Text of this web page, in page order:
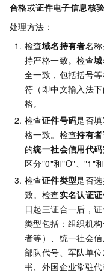
合格或证件电子信息核
处理方法：
检查域名持有者名
持严格一致。检查
全一致，包括括号
符（即中文输入法
格。
检查证件号码是否
格一致。检查持有
的统一社会信用代码
区分"0"和"O"、"1"
检查证件类型是否
致。检查实名认证
日起三证合一后，
类型包括：组织机
者等）、统一社会
部队代号、军队单
书、外国企业常驻